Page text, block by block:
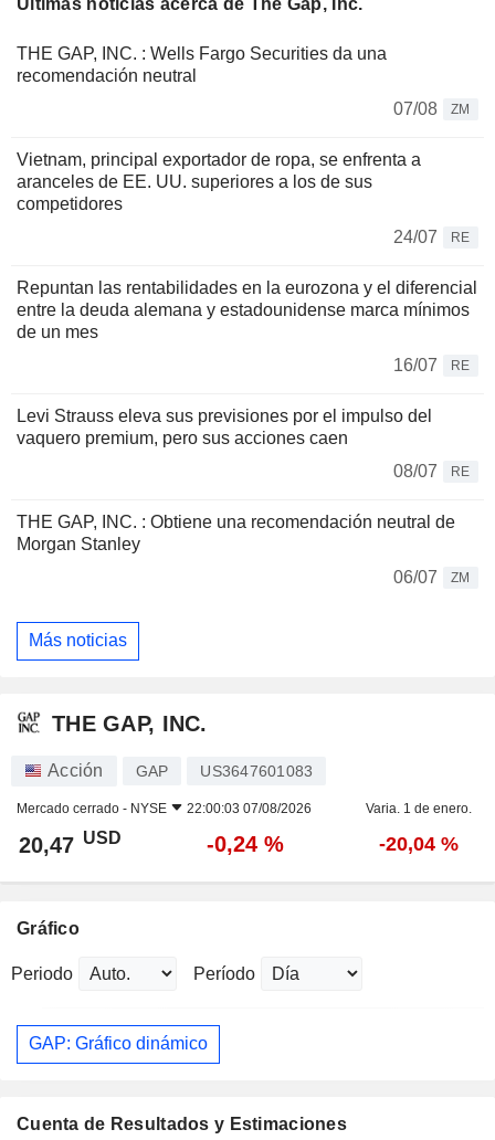
THE GAP, INC. : Wells Fargo Securities da una
recomendación neutral
07/08
ZM
Vietnam, principal exportador de ropa, se enfrenta a
aranceles de EE. UU. superiores a los de sus
competidores
24/07
RE
Repuntan las rentabilidades en la eurozona y el diferencial
entre la deuda alemana y estadounidense marca mínimos
de un mes
16/07
RE
Levi Strauss eleva sus previsiones por el impulso del
vaquero premium, pero sus acciones caen
08/07
RE
THE GAP, INC. : Obtiene una recomendación neutral de
Morgan Stanley
06/07
ZM
Más noticias
THE GAP, INC.
Acción GAP US3647601083
Mercado cerrado - NYSE 22:00:03 07/08/2026 Varia. 1 de enero.
20,47 USD -0,24 % -20,04 %
Gráfico
Periodo Período
GAP: Gráfico dinámico
Cuenta de Resultados y Estimaciones